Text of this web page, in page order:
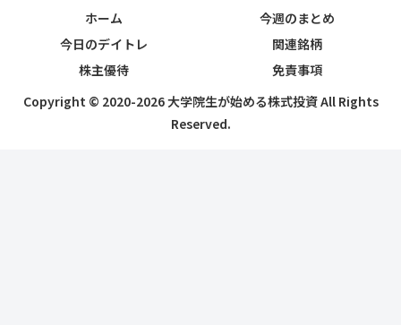
ホーム
今週のまとめ
今日のデイトレ
関連銘柄
株主優待
免責事項
Copyright © 2020-2026 大学院生が始める株式投資 All Rights
Reserved.